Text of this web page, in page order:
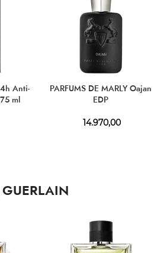
Anti-
ml
PARFUMS DE MARLY Oajan
EDP
14.970,00